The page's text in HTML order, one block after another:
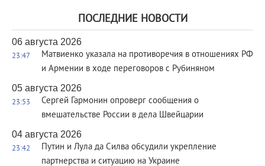
ПОСЛЕДНИЕ НОВОСТИ
06 августа 2026
23:47
Матвиенко указала на противоречия в отношениях РФ
и Армении в ходе переговоров с Рубиняном
05 августа 2026
23:53
Сергей Гармонин опроверг сообщения о
вмешательстве России в дела Швейцарии
04 августа 2026
23:42
Путин и Лула да Силва обсудили укрепление
партнерства и ситуацию на Украине